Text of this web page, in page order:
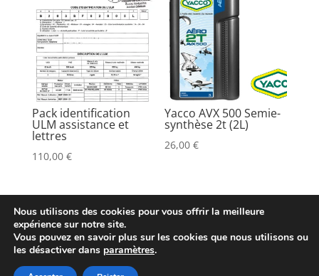
Pack identification
ULM assistance et
lettres
110,00 €
Yacco AVX 500 Semie-
synthèse 2t (2L)
26,00€
Nous utilisons des cookies pour vous offrir la meilleure
expérience sur notre site.
Vous pouvez en savoir plus sur les cookies que nous utilisons ou
les désactiver dans paramètres.